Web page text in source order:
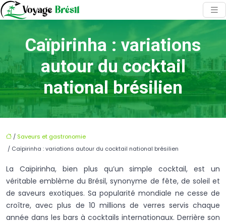
Caïpirinha : variations
autour du cocktail
national brésilien
/ Saveurs et gastronomie
/ Caïpirinha : variations autour du cocktail national brésilien
La Caïpirinha, bien plus qu’un simple cocktail, est un
véritable emblème du Brésil, synonyme de fête, de soleil et
de saveurs exotiques. Sa popularité mondiale ne cesse de
croître, avec plus de 10 millions de verres servis chaque
année dans les bars à cocktails internationaux. Derrière son